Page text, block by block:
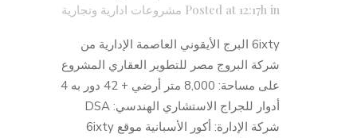
Posted at 12:17h in مشروعات ادارية وتجارية
6ixty البرج الأيقوني العاصمة الإدارية من
شركة البروج مصر للتطوير العقاري المشروع
على مساحة: 8,000 متر أرضي + 42 دور به 4
أدوار للجراج الاستشاري الهندسي: DSA
شركة الإدارة: أكور الأسبانية موقع 6ixty